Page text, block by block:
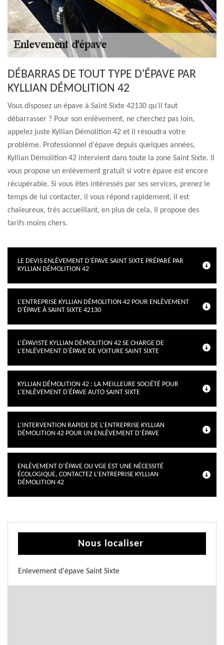
DÉBARRAS DE TOUT TYPE D'ÉPAVE PAR
KYLLIAN DÉMOLITION 42
Vous disposez un épave à Saint Sixte 42130 qu'il faut
débarrasser ? Pour son enlèvement, ne cherchez pas loin,
appelez juste Kyllian Démolition 42 et il résoudra votre
problème. Professionnel d'épave depuis quelques années,
Kyllian Démolition 42 intervient dans toute la zone Saint Sixte. Il
vous propose un enlèvement gratuit si votre épave est encore
récupérable. Si vous êtes intéressés par ses services, prenez le
temps de lui contacter, il vous répond rapidement, il est
chaleureux, très accueillant, en plus de cela, il propose des
tarifs moins chers.
LE DEVIS ENLÈVEMENT D'ÉPAVE SAINT SIXTE PRÉPARÉ PAR
KYLLIAN DÉMOLITION 42
L’ENTREPRISE KYLLIAN DÉMOLITION 42 POUR ENLÈVEMENT
D'ÉPAVE À SAINT SIXTE 42130
L’ÉPAVISTE KYLLIAN DÉMOLITION 42 SE CHARGE DE
L’ENLÈVEMENT D'ÉPAVE DE VOITURE SAINT SIXTE
KYLLIAN DÉMOLITION 42 : LA MEILLEURE SOCIÉTÉ POUR
L’ENLÈVEMENT D'ÉPAVE AUTO SAINT SIXTE
L’INTERVENTION RAPIDE DE L’ENTREPRISE KYLLIAN
DÉMOLITION 42 POUR UN ENLÈVEMENT D’ÉPAVE
ENLÈVEMENT D’ÉPAVE OU VGE EST UNE NÉCESSITÉ
ÉCOLOGIQUE, CONTACTEZ L’ENTREPRISE KYLLIAN
DÉMOLITION 42
Nous localiser
Enlevement d'épave Saint Sixte